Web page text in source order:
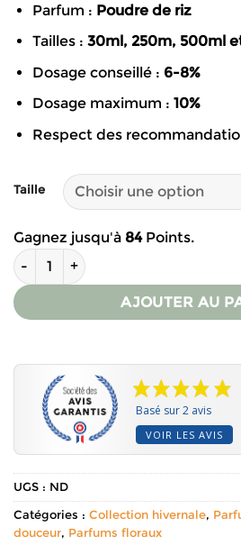
Parfum : Poudre de riz
Tailles : 30ml, 250m, 500ml
Dosage conseillé : 6-8%
Dosage maximum : 10%
Respect des
Taille
Gagnez jusqu'à 84Points.
quantité de Parfum pour bougies –
AJOUTER AU
Basé sur 2 avis
VOIR LES AVIS
UGS : ND
Catégories : Collection hivernale,
douceur, Parfums floraux